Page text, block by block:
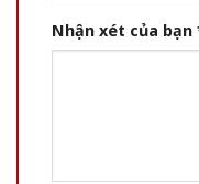
Nhận xét của bạn